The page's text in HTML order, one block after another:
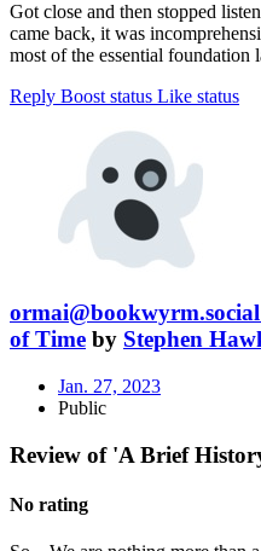
Got close and then stopped
came back, it was
most of the essential foundation
Reply Boost status Like status
ormai@bookwyrm.social
of Time by Stephen
Jan. 27, 2023
Public
Review of 'A Brief
No rating